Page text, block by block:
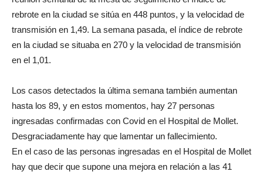
rebrote en la ciudad se sitúa en 448 puntos, y la velocidad de
transmisión en 1,49. La semana pasada, el índice de rebrote
en la ciudad se situaba en 270 y la velocidad de transmisión
en el 1,01.
Los casos detectados la última semana también aumentan
hasta los 89, y en estos momentos, hay 27 personas
ingresadas confirmadas con Covid en el Hospital de Mollet.
Desgraciadamente hay que lamentar un fallecimiento.
En el caso de las personas ingresadas en el Hospital de Mollet
hay que decir que supone una mejora en relación a las 41